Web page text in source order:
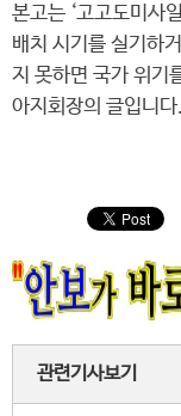
본고는 ‘고고도미사
배치 시기를 실기하
지 못하면 국가 위기
아지회장의 글입니
관련기사보기